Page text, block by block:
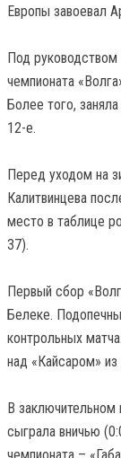
Европы завоевал
Под руководством
чемпионата
Более того,
12-е.
Перед уходом на
Калитвинцева
место в таблице
37).
Первый сбор
Белеке.
контрольных
над «Кайсаром» из
В заключительном
сыграла вничью